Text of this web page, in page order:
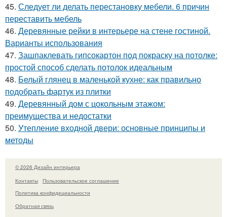
45. Следует ли делать перестановку мебели. 6 причин
переставить мебель
46. Деревянные рейки в интерьере на стене гостиной.
Варианты использования
47. Зашпаклевать гипсокартон под покраску на потолке:
простой способ сделать потолок идеальным
48. Белый глянец в маленькой кухне: как правильно
подобрать фартук из плитки
49. Деревянный дом с цокольным этажом:
преимущества и недостатки
50. Утепление входной двери: основные принципы и
методы
© 2026 Дизайн интерьера
Контакты
Пользовательское соглашение
Политика конфидециальности
Обратная связь